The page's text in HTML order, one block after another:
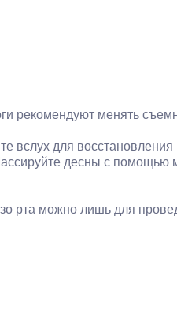
рекомендуют менять
для восстановления
десны с помощью
рта можно лишь для